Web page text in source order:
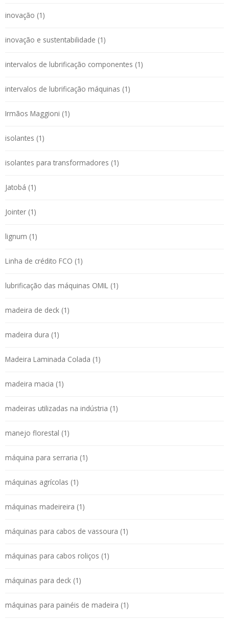
inovação (1)
inovação e sustentabilidade (1)
intervalos de lubrificação componentes (1)
intervalos de lubrificação máquinas (1)
Irmãos Maggioni (1)
isolantes (1)
isolantes para transformadores (1)
Jatobá (1)
Jointer (1)
lignum (1)
Linha de crédito FCO (1)
lubrificação das máquinas OMIL (1)
madeira de deck (1)
madeira dura (1)
Madeira Laminada Colada (1)
madeira macia (1)
madeiras utilizadas na indústria (1)
manejo florestal (1)
máquina para serraria (1)
máquinas agrícolas (1)
máquinas madeireira (1)
máquinas para cabos de vassoura (1)
máquinas para cabos roliços (1)
máquinas para deck (1)
máquinas para painéis de madeira (1)